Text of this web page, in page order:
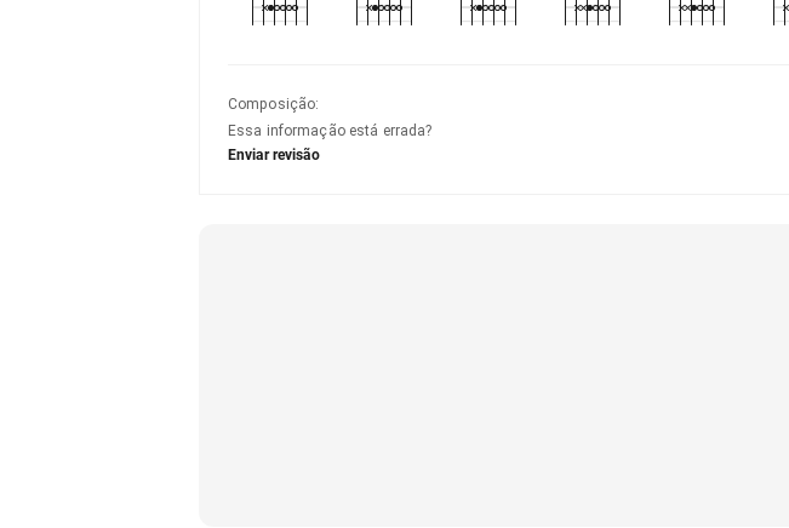
Composição:
Essa informação está errada?
Enviar revisão